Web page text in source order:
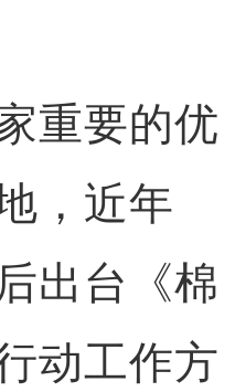
要的优
，近年
出台《棉
动工作方